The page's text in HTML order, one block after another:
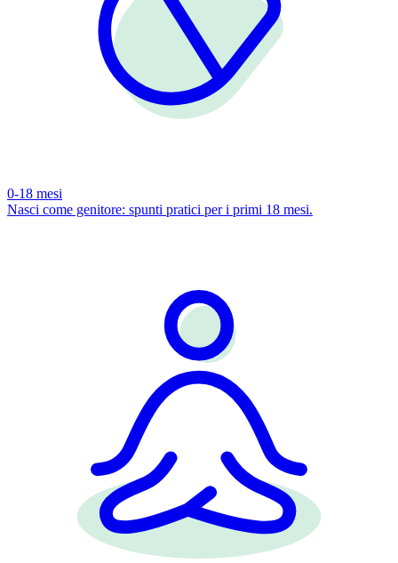
0-18 mesi
Nasci come genitore: spunti pratici per i primi 18 mesi.